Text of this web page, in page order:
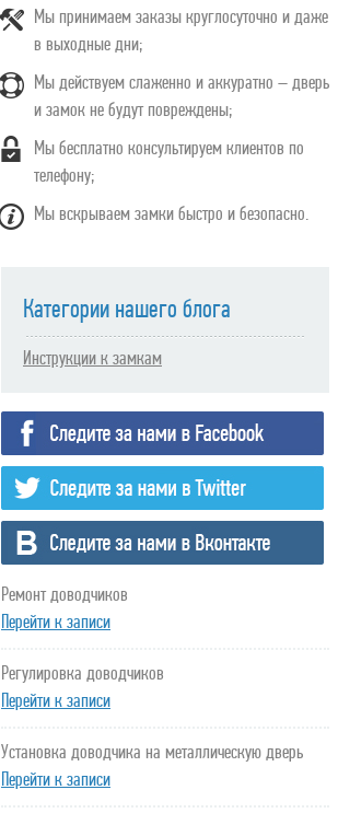
Мы принимаем заказы круглосуточно и даже
в выходные дни;
Мы действуем слаженно и аккуратно – дверь
и замок не будут повреждены;
Мы бесплатно консультируем клиентов по
телефону;
Мы вскрываем замки быстро и безопасно.
Категории нашего блога
Инструкции к замкам
Ремонт доводчиков
Перейти к записи
Регулировка доводчиков
Перейти к записи
Установка доводчика на металлическую дверь
Перейти к записи